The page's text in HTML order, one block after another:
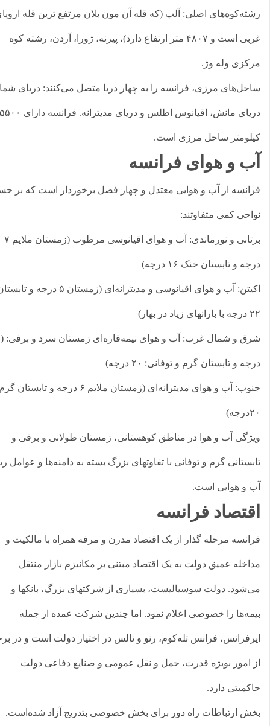
اصلی: آلپ (که قله آن مون بلان مرتفع ترین قله اروپای
غربی است و ۴۸۰۷ متر ارتفاع دارد)، پیرنه، ژورا، آردن، رشته کوه
وله وژ.
مرزی، فرانسه را به چهار دریا متصل می‌کنند: دریای شمال،
دریای مانش، اقیانوس اطلس و دریای مدیترانه. فرانسه دارای ۵۵۰۰
ساحل مرزی است.
و هوای فرانسه
از آب و هوایی معتدل و چهار فصل برخوردار است که بر حسب
کمی متفاوتند:
برتانی و نورماندی: آب و هوای اقیانوسی مرطوب (زمستان ملایم ۷
و تابستان خنک ۱۶ درجه)
اکیتن: آب و هوای اقیانوسی و مدیترانه‌ای (زمستان ۵ درجه و تابستان
شرق و شمال غرب: آب و هوای نیمه‌قاره‌ای زمستان سرد و برفی: (۱
و تابستان گرم و توفانی: ۲۰ درجه)
جنوب: آب و هوای مدیترانه‌ای (زمستان ملایم ۶ درجه و تابستان گرم:
آب و هوا در مناطق کوهستانی، زمستان طولانی و برفی و
گرم و توفانی با تفاوتهای بزرگ بسته به دامنه‌ها و عوامل ریز
و هوایی است.
فرانسه
مرحله گذار از یک اقتصاد مدرن و مرفه همراه با مالکیت و
عمیق دولت به یک اقتصاد مبتنی بر مکانیزم بازار منتقل
دولت سوسیالیست، بسیاری از شرکتهای بزرگ، بانکها و
را خصوصی اعلام نمود. اما چندین شرکت عمده از جمله
فرانس تله‌کوم، رنو و تالس در اختیار دولت است و در برخی
امور بویژه قدرت، حمل و نقل عمومی و صنایع دفاعی دولت
دارد.
ارتباطات راه دور برای بخش خصوصی بتدریج آزاد شده‌است.